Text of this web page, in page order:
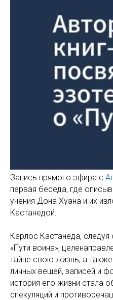
Запись прямого эфира с
первая беседа, где
учения Дона Хуана и их
Кастанедой.
Карлос Кастанеда, следуя
«Пути воина»,
тайне свою жизнь, а
личных вещей, записей и
история его жизни стала
спекуляций и